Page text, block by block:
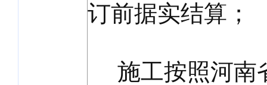
订前据实结算；
施工按照河南